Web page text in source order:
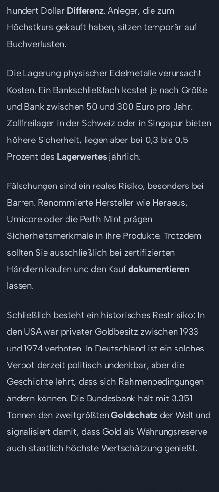
hundert Dollar Differenz. Anleger, die zum
Höchstkurs gekauft haben, sitzen temporär auf
Buchverlusten.
Die Lagerung physischer Edelmetalle verursacht
Kosten. Ein Bankschließfach kostet je nach Größe
und Bank zwischen 50 und 300 Euro pro Jahr.
Zollfreilager in der Schweiz oder in Singapur bieten
höhere Sicherheit, liegen aber bei 0,3 bis 0,5
Prozent des Lagerwertesjährlich.
Fälschungen sind ein reales Risiko, besonders bei
Barren. Renommierte Hersteller wie Heraeus,
Umicore oder die Perth Mint prägen
Sicherheitsmerkmale in ihre Produkte. Trotzdem
sollten Sie ausschließlich bei zertifizierten
Händlern kaufen und den Kaufdokumentieren
lassen.
Schließlich besteht ein historisches Restrisiko: In
den USA war privater Goldbesitz zwischen 1933
und 1974 verboten. In Deutschland ist ein solches
Verbot derzeit politisch undenkbar, aber die
Geschichte lehrt, dass sich Rahmenbedingungen
ändern können. Die Bundesbank hält mit 3.351
Tonnen den zweitgrößtenGoldschatzder Welt und
signalisiert damit, dass Gold als Währungsreserve
auch staatlich höchste Wertschätzung genießt.